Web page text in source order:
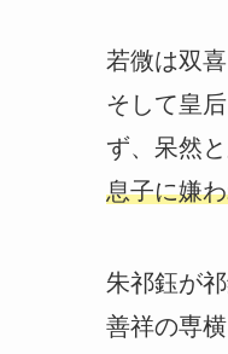
若微は双
そして皇
ず、呆然
息子に嫌
朱祁鈺が
善祥の専